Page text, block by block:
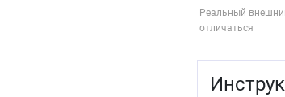
Реальный
отличаться